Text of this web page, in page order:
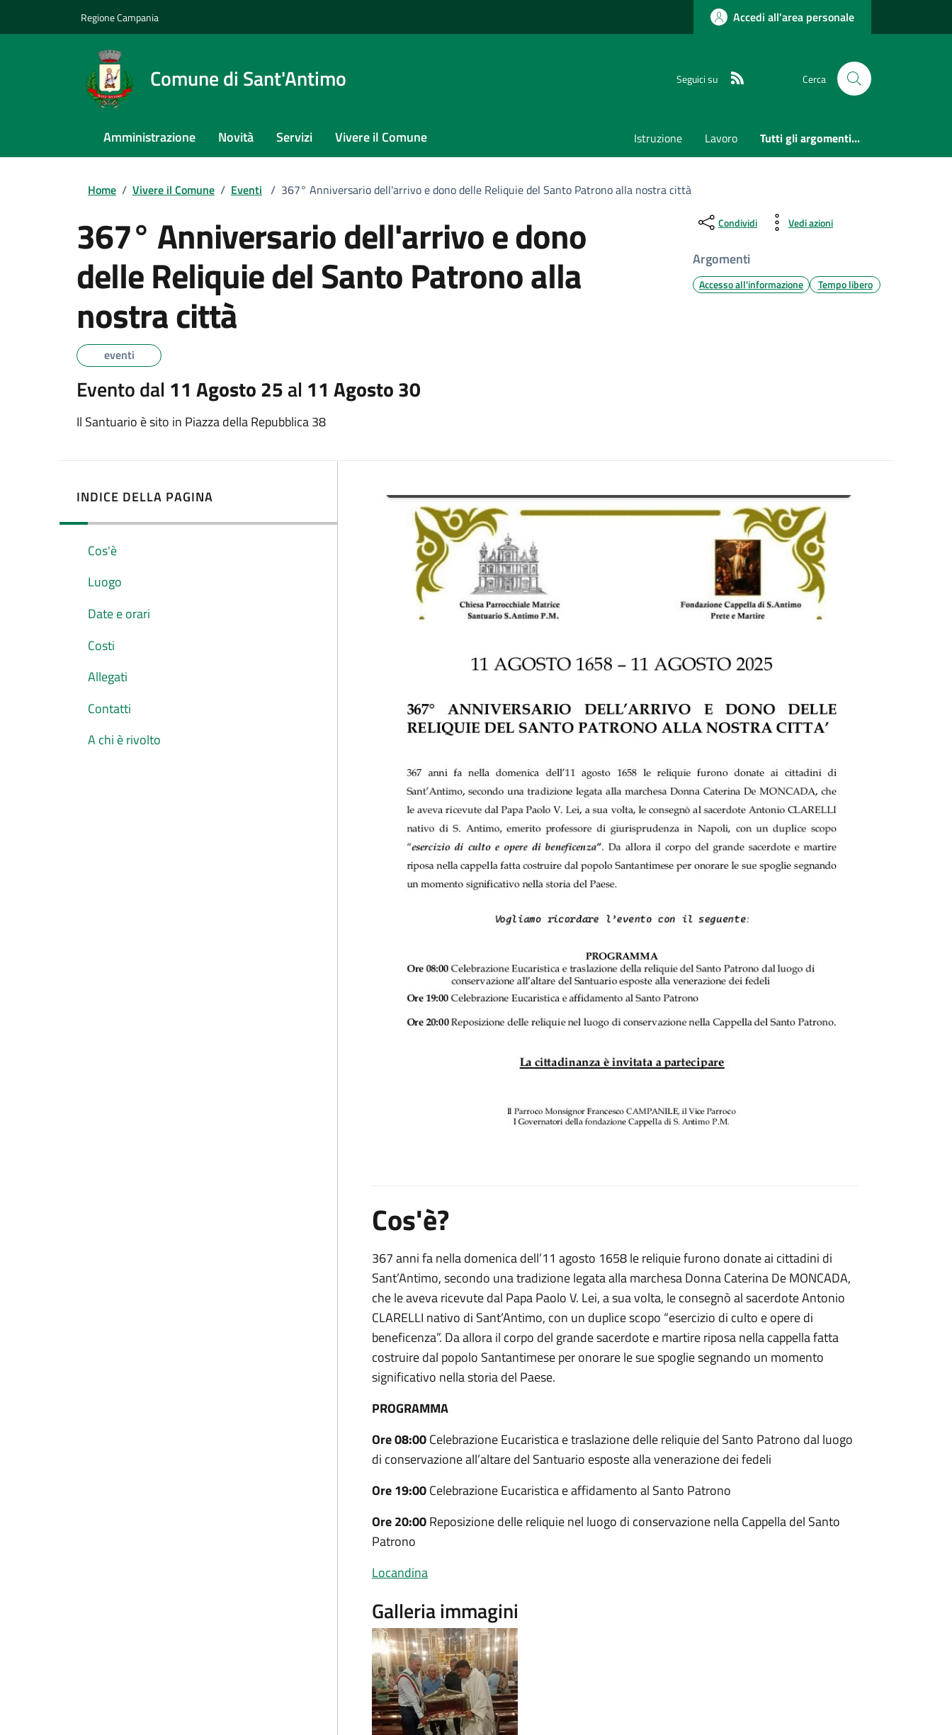
Regione Campania Accedi all'area personale
Comune di Sant'Antimo Seguici su Cerca
Amministrazione Novità Servizi Vivere il Comune Istruzione Lavoro Tutti gli argomenti...
Home / Vivere il Comune / Eventi / 367° Anniversario dell'arrivo e dono delle Reliquie del Santo Patrono alla nostra città
367° Anniversario dell'arrivo e dono
delle Reliquie del Santo Patrono alla
nostra città
eventi
Evento dal 11 Agosto 25al 11 Agosto 30
Il Santuario è sito in Piazza della Repubblica 38
Condividi Vedi azioni
Argomenti
Accesso all'informazione Tempo libero
INDICE DELLA PAGINA
Cos'è
Luogo
Date e orari
Costi
Allegati
Contatti
A chi è rivolto
Cos'è?
367 anni fa nella domenica dell’11 agosto 1658 le reliquie furono donate ai cittadini di
Sant’Antimo, secondo una tradizione legata alla marchesa Donna Caterina De MONCADA,
che le aveva ricevute dal Papa Paolo V. Lei, a sua volta, le consegnò al sacerdote Antonio
CLARELLI nativo di Sant’Antimo, con un duplice scopo “esercizio di culto e opere di
beneficenza”. Da allora il corpo del grande sacerdote e martire riposa nella cappella fatta
costruire dal popolo Santantimese per onorare le sue spoglie segnando un momento
significativo nella storia del Paese.
PROGRAMMA
Ore 08:00Celebrazione Eucaristica e traslazione delle reliquie del Santo Patrono dal luogo
di conservazione all’altare del Santuario esposte alla venerazione dei fedeli
Ore 19:00Celebrazione Eucaristica e affidamento al Santo Patrono
Ore 20:00Reposizione delle reliquie nel luogo di conservazione nella Cappella del Santo
Patrono
Locandina
Galleria immagini